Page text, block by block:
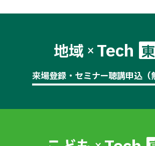
地域 × Tech
来場登録・セミナー聴講申込（